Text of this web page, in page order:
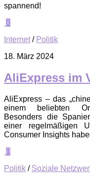
spannend!
0
Internet / Politik
18. März 2024
AliExpress im
AliExpress – das
einem beliebten
Besonders die
einer regelmäßigen
Consumer Insights
1
Politik / Soziale